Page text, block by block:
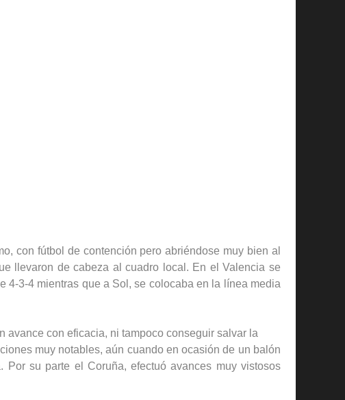
con fútbol de contención pero abriéndose muy bien al
llevaron de cabeza al cuadro local. En el Valencia se
4-3-4 mientras que a Sol, se colocaba en la línea media
avance con eficacia, ni tampoco conseguir salvar la
muy notables, aún cuando en ocasión de un balón
su parte el Coruña, efectuó avances muy vistosos